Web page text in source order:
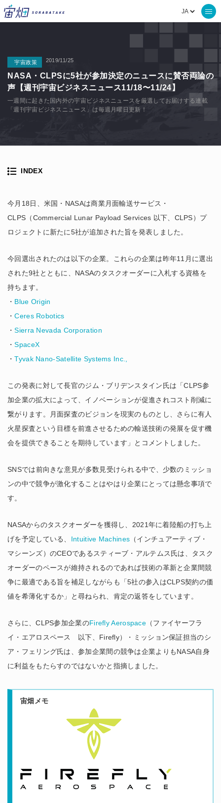
宇宙政策 2019/11/25
NASA・CLPSに5社が参加決定のニュースに賛否両論の
声【週刊宇宙ビジネスニュース11/18〜11/24】
一週間に起きた国内外の宇宙ビジネスニュースを厳選してお届けする連載
「週刊宇宙ビジネスニュース」は毎週月曜日更新！
今月18日、米国・NASAは商業月面輸送サービス・
CLPS（Commercial Lunar Payload Services 以下、CLPS）プ
ロジェクトに新たに5社が追加された旨を発表しました。
今回選出されたのは以下の企業。これらの企業は昨年11月に選出
された9社とともに、NASAのタスクオーダーに入札する資格を
持ちます。
・ Blue Origin
・Ceres Robotics
・Sierra Nevada Corporation
・SpaceX
・Tyvak Nano-Satellite Systems Inc.,
この発表に対して長官のジム・ブリデンスタイン氏は「CLPS参
加企業の拡大によって、イノベーションが促進されコスト削減に
繋がります。月面探査のビジョンを現実のものとし、さらに有人
火星探査という目標を前進させるための輸送技術の発展を促す機
会を提供できることを期待しています」とコメントしました。
SNSでは前向きな意見が多数見受けられる中で、少数のミッショ
ンの中で競争が激化することはやはり企業にとっては懸念事項で
す。
NASAからのタスクオーダーを獲得し、2021年に着陸船の打ち上
げを予定している、 Intuitive Machines （インチュアーティブ・
マシーンズ）のCEOであるスティーブ・アルテムス氏は、タスク
オーダーのペースが維持されるのであれば技術の革新と企業間競
争に最適である旨を補足しながらも「5社の参入はCLPS契約の価
値を希薄化するか」と尋ねられ、肯定の返答をしています。
さらに、CLPS参加企業のFirefly Aerospace （ファイヤーフラ
イ・エアロスペース 以下、Firefly）・ミッション保証担当のシ
ア・フェリング氏は、参加企業間の競争は企業よりもNASA自身
に利益をもたらすのではないかと指摘しました。
宙畑メモ
INDEX